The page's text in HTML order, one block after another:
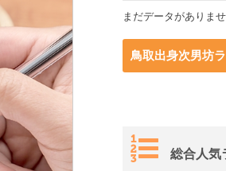
まだデータがありませ
鳥取出身次男坊
総合人気